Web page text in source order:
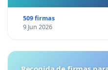
509 firmas
9 Jun 2026